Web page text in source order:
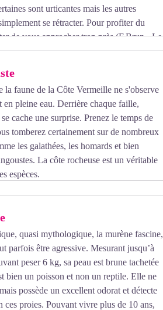
sont urticantes mais les autres
se rétracter. Pour profiter du
de vous approcher trop près (F.Brun - Le
la faune de la Côte Vermeille ne s'observe
en pleine eau. Derrière chaque faille,
cache une surprise. Prenez le temps de
tomberez certainement sur de nombreux
les galathées, les homards et bien
La côte rocheuse est un véritable
espèces.
quasi mythologique, la murène fascine,
parfois être agressive. Mesurant jusqu’à
peser 6 kg, sa peau est brune tachetée
bien un poisson et non un reptile. Elle ne
possède un excellent odorat et détecte
ces proies. Pouvant vivre plus de 10 ans,